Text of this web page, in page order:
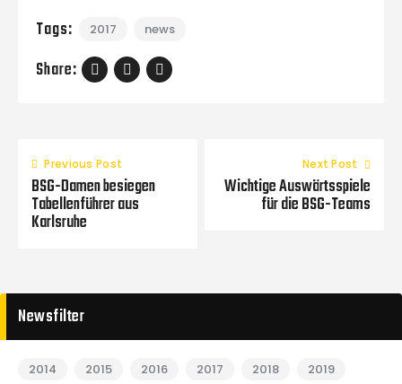
Tags: 2017 news
Share:
Previous Post
BSG-Damen besiegen
Tabellenführer aus
Karlsruhe
Next Post
Wichtige Auswärtsspiele
für die BSG-Teams
Newsfilter
2014 2015 2016 2017 2018
2019